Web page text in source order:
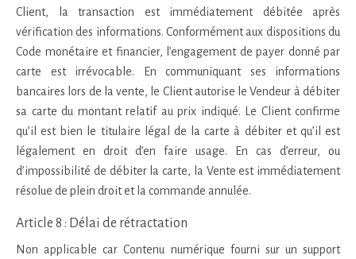
Client, la transaction est immédiatement débitée après
vérification des informations. Conformément aux dispositions du
Code monétaire et financier, l’engagement de payer donné par
carte est irrévocable. En communiquant ses informations
bancaires lors de la vente, le Client autorise le Vendeur à débiter
sa carte du montant relatif au prix indiqué. Le Client confirme
qu’il est bien le titulaire légal de la carte à débiter et qu’il est
légalement en droit d’en faire usage. En cas d’erreur, ou
d’impossibilité de débiter la carte, la Vente est immédiatement
résolue de plein droit et la commande annulée.
Article 8 : Délai de rétractation
Non applicable car Contenu numérique fourni sur un support